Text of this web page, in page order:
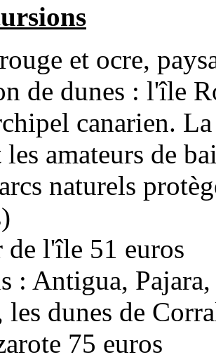
et ocre,
de dunes : l'île
canarien.
les amateurs de
naturels
de l'île 51 euros
: Antigua,
dunes de
75 euros